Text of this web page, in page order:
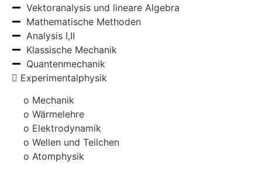
Vektoranalysis und lineare Algebra
Mathematische Methoden
Analysis I,II
Klassische Mechanik
Quantenmechanik
Experimentalphysik
o Mechanik
o Wärmelehre
o Elektrodynamik
o Wellen und Teilchen
o Atomphysik